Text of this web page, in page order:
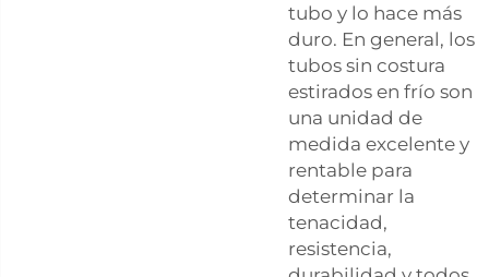
tubo y lo hace más
duro. En general, los
tubos sin costura
estirados en frío son
una unidad de
medida excelente y
rentable para
determinar la
tenacidad,
resistencia,